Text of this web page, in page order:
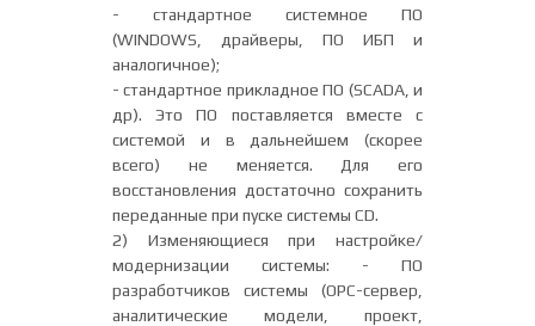
- стандартное системное ПО
(WINDOWS, драйверы, ПО ИБП и
аналогичное);
- стандартное прикладное ПО (SCADA, и
др). Это ПО поставляется вместе с
системой и в дальнейшем (скорее
всего) не меняется. Для его
восстановления достаточно сохранить
переданные при пуске системы CD.
2) Изменяющиеся при настройке/
модернизации системы: - ПО
разработчиков системы (OPC-сервер,
аналитические модели, проект,